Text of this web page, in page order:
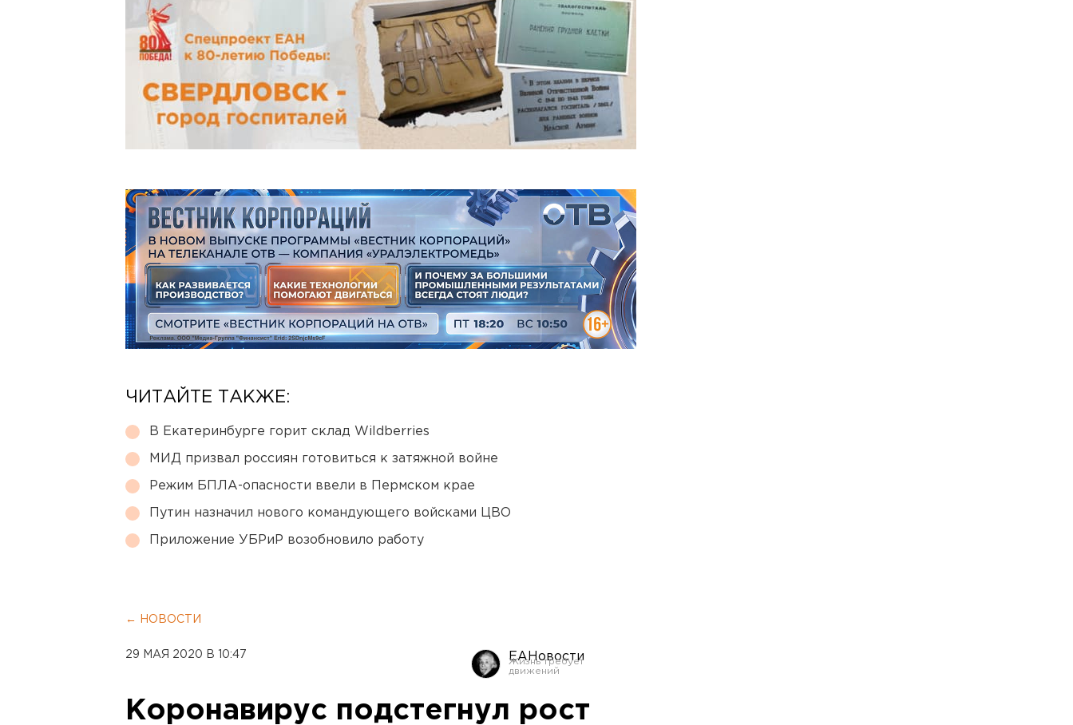
ЧИТАЙТЕ ТАКЖЕ:
В Екатеринбурге горит склад Wildberries
МИД призвал россиян готовиться к затяжной войне
Режим БПЛА-опасности ввели в Пермском крае
Путин назначил нового командующего войсками ЦВО
Приложение УБРиР возобновило работу
← НОВОСТИ
29 МАЯ 2020 В 10:47 ЕАНовости
Коронавирус подстегнул рост